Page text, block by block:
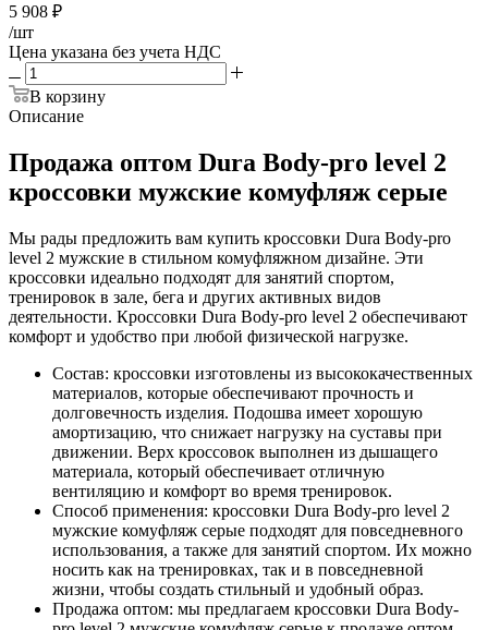
5 908 ₽
/шт
Цена указана без учета НДС
В корзину
Описание
Продажа оптом Dura Body-pro level 2
кроссовки мужские комуфляж серые
Мы рады предложить вам купить кроссовки Dura Body-pro
level 2 мужские в стильном комуфляжном дизайне. Эти
кроссовки идеально подходят для занятий спортом,
тренировок в зале, бега и других активных видов
деятельности. Кроссовки Dura Body-pro level 2 обеспечивают
комфорт и удобство при любой физической нагрузке.
Состав: кроссовки изготовлены из высококачественных
материалов, которые обеспечивают прочность и
долговечность изделия. Подошва имеет хорошую
амортизацию, что снижает нагрузку на суставы при
движении. Верх кроссовок выполнен из дышащего
материала, который обеспечивает отличную
вентиляцию и комфорт во время тренировок.
Способ применения: кроссовки Dura Body-pro level 2
мужские комуфляж серые подходят для повседневного
использования, а также для занятий спортом. Их можно
носить как на тренировках, так и в повседневной
жизни, чтобы создать стильный и удобный образ.
Продажа оптом: мы предлагаем кроссовки Dura Body-